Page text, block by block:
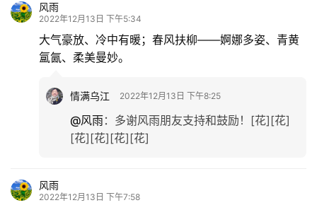
风雨
2022年12月13日 下午5:34
大气豪放、冷中有暖；春风扶柳——婀娜多姿、青黄
氲氤、柔美曼妙。
情满乌江 2022年12月13日 下午8:25
@风雨： 多谢风雨朋友支持和鼓励！[花][花]
[花][花][花][花]
风雨
2022年12月13日 下午7:58